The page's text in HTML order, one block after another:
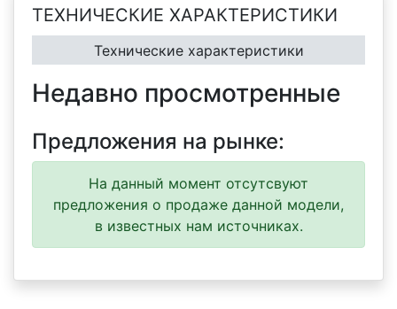
ТЕХНИЧЕСКИЕ ХАРАКТЕРИСТИКИ
Технические характеристики
Недавно просмотренные
Предложения на рынке:
На данный момент отсутсвуют
предложения о продаже данной модели,
в известных нам источниках.